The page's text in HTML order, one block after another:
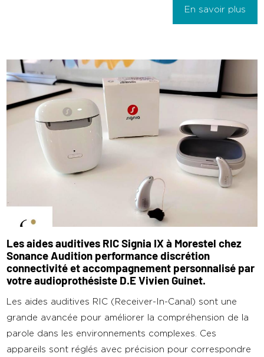
En savoir plus
Les aides auditives RIC Signia IX à Morestel chez
Sonance Audition performance discrétion
connectivité et accompagnement personnalisé par
votre audioprothésiste D.E Vivien Guinet.
Les aides auditives RIC (Receiver-In-Canal) sont une
grande avancée pour améliorer la compréhension de la
parole dans les environnements complexes. Ces
appareils sont réglés avec précision pour correspondre